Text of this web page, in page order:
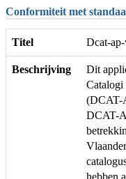
Conformiteit met
Titel Dcat-
Beschrijving
Dit
Catalogi
(DCAT-
DCAT-